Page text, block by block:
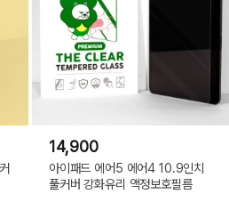
14,900
아이패드 에어5 에어4 10.9인치
풀커버 강화유리 액정보호필름